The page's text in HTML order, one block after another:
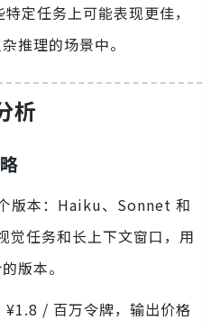
定任务上可能表现更佳，
推理的场景中。
析
版本：Haiku、Sonnet 和
觉任务和长上下文窗口，用
版本。
¥1.8 / 百万令牌，输出价格